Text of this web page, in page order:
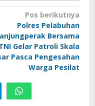
Pos berikutnya
Polres Pelabuhan
Bersama
Gelar Patroli Skala
Pasca Pengesahan
Warga Pesilat